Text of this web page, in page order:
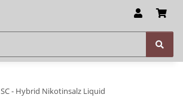
SC - Hybrid Nikotinsalz Liquid